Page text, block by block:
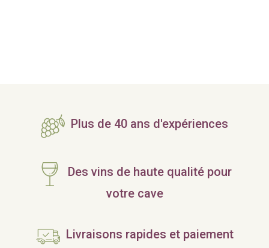
Plus de 40 ans d'expériences
Des vins de haute qualité pour
votre cave
Livraisons rapides et paiement